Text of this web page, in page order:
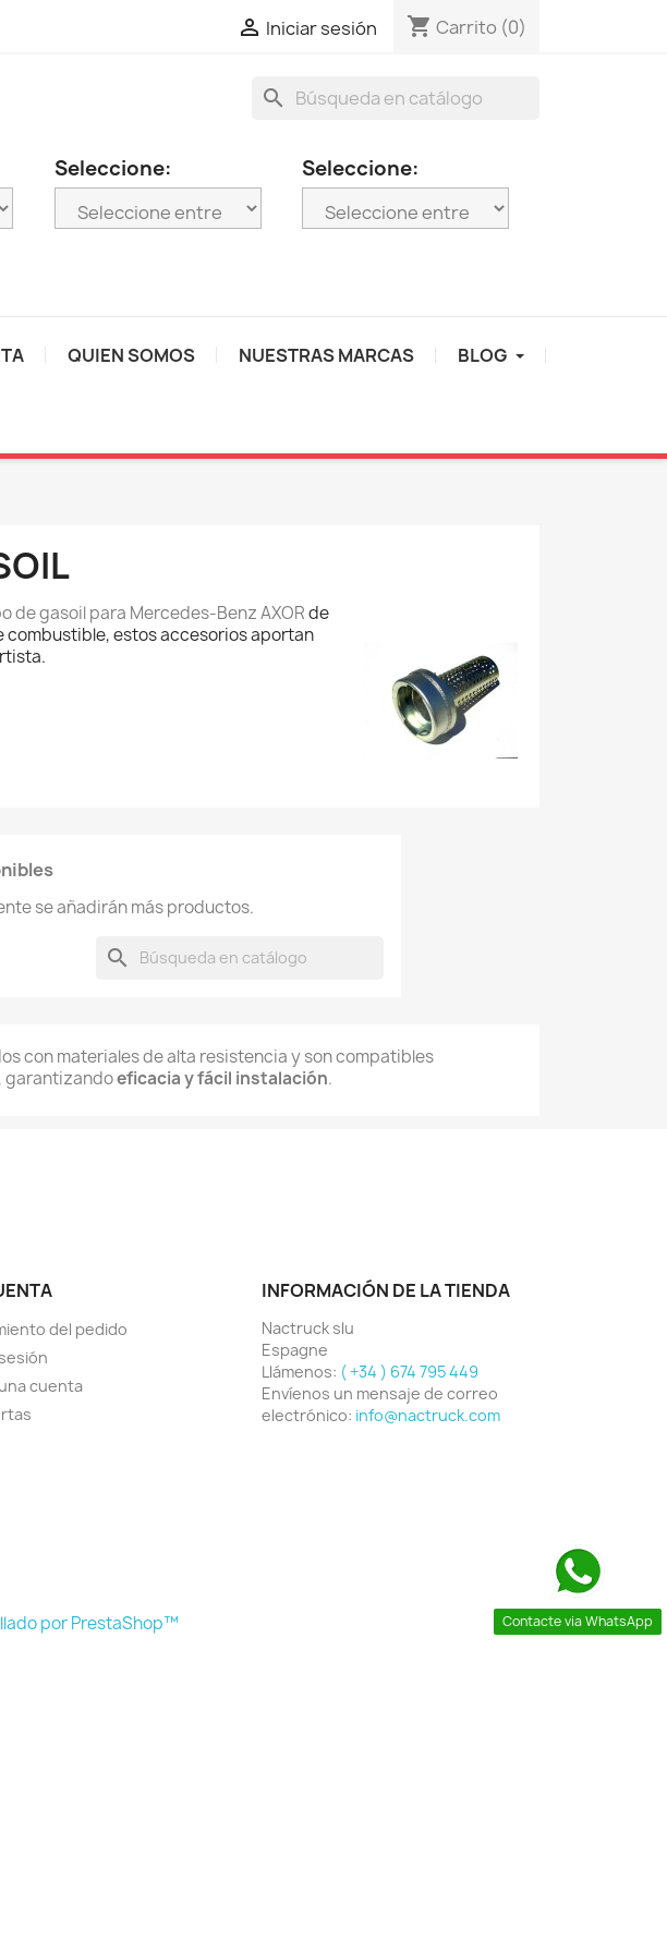
 Iniciar sesión shopping_cart Carrito (0)
search
Seleccione: Seleccione:
QUIEN SOMOS NUESTRAS MARCAS BLOG
de gasoil para Mercedes-Benz AXORde
combustible, estos accesorios aportan
se añadirán más productos.
search
con materiales de alta resistencia y son compatibles
garantizandoeficacia y fácil instalación.
del pedido
cuenta
INFORMACIÓN DE LA TIENDA
Nactruck slu
Espagne
Llámenos: ( +34 ) 674 795 449
Envíenos un mensaje de correo
electrónico: info@nactruck.com
Contacte via WhatsApp
por PrestaShop™